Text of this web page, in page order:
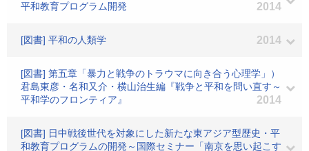
平和教育プログラム開発
2014
[図書] 平和の人類学 2014
[図書] 第五章「暴力と戦争のトラウマに向き合う心理学」）
君島東彦・名和又介・横山治生編『戦争と平和を問い直す～
平和学のフロンティア』
2014
[図書] 日中戦後世代を対象にした新たな東アジア型歴史・平
和教育プログラムの開発～国際セミナー「南京を思い起こす